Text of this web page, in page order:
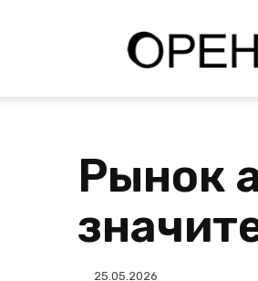
Рынок
25.05.2026